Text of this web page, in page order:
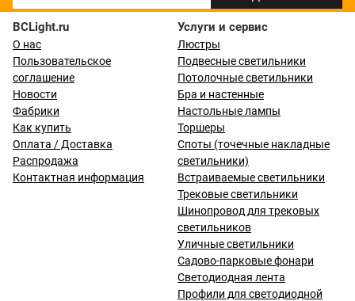
BCLight.ru
О нас
Пользовательское
соглашение
Новости
Фабрики
Как купить
Оплата / Доставка
Распродажа
Контактная информация
Услуги и сервис
Люстры
Подвесные светильники
Потолочные светильники
Бра и настенные
Настольные лампы
Торшеры
Споты (точечные накладные
светильники)
Встраиваемые светильники
Трековые светильники
Шинопровод для трековых
светильников
Уличные светильники
Садово-парковые фонари
Светодиодная лента
Профили для светодиодной